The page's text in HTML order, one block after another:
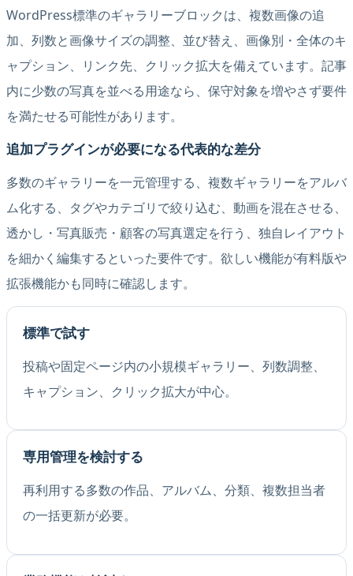
WordPress標準のギャラリーブロックは、複数画像の追
加、列数と画像サイズの調整、並び替え、画像別・全体のキ
ャプション、リンク先、クリック拡大を備えています。記事
内に少数の写真を並べる用途なら、保守対象を増やさず要件
を満たせる可能性があります。
追加プラグインが必要になる代表的な差分
多数のギャラリーを一元管理する、複数ギャラリーをアルバ
ム化する、タグやカテゴリで絞り込む、動画を混在させる、
透かし・写真販売・顧客の写真選定を行う、独自レイアウト
を細かく編集するといった要件です。欲しい機能が有料版や
拡張機能かも同時に確認します。
標準で試す
投稿や固定ページ内の小規模ギャラリー、列数調整、
キャプション、クリック拡大が中心。
専用管理を検討する
再利用する多数の作品、アルバム、分類、複数担当者
の一括更新が必要。